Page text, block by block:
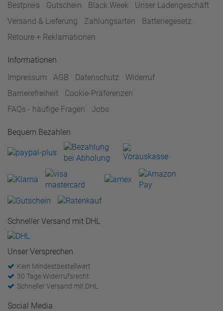
Bestpreis
Gutschein Black Week
Unser Ladengeschäft
Versand & Lieferung
Zahlungsarten
Batteriegesetz
Retoure + Reklamationen
Informationen
Impressum
AGB Datenschutz
Widerruf
Barrierefreiheit
Cookie-Präferenzen
FAQs - häufige Fragen
Jobs
Bequem Bezahlen
Schneller Versand mit DHL
Unser Versprechen
Kein Mindestbestellwert
30 Tage Widerrufsrecht
Schneller Versand mit DHL
Social Media